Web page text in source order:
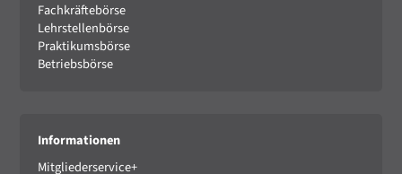
Fachkräftebörse
Lehrstellenbörse
Praktikumsbörse
Betriebsbörse
Informationen
Mitgliederservice+